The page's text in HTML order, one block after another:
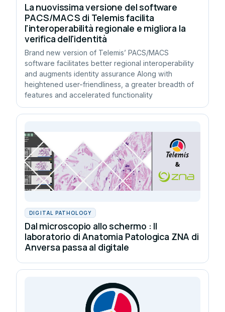
La nuovissima versione del software
PACS/MACS di Telemis facilita
l'interoperabilità regionale e migliora la
verifica dell'identità
Brand new version of Telemis’ PACS/MACS
software facilitates better regional interoperability
and augments identity assurance Along with
heightened user-friendliness, a greater breadth of
features and accelerated functionality
DIGITAL PATHOLOGY
Dal microscopio allo schermo : Il
laboratorio di Anatomia Patologica ZNA di
Anversa passa al digitale